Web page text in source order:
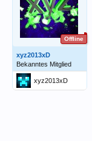
Offline
xyz2013xD
Bekanntes Mitglied
xyz2013xD